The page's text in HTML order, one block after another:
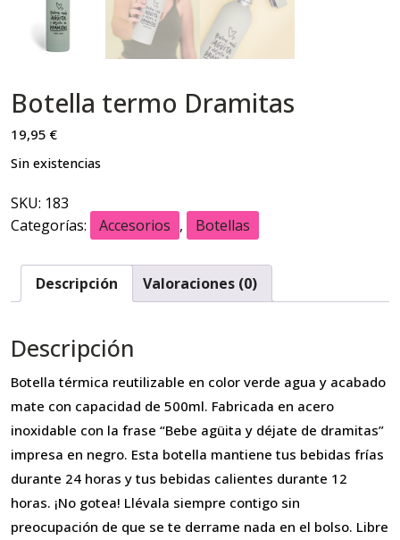
Botella termo Dramitas
19,95 €
Sin existencias
SKU: 183
Categorías:
Accesorios , Botellas
Descripción Valoraciones (0)
Descripción
Botella térmica reutilizable en color verde agua y acabado
mate con capacidad de 500ml. Fabricada en acero
inoxidable con la frase “Bebe agüita y déjate de dramitas”
impresa en negro. Esta botella mantiene tus bebidas frías
durante 24 horas y tus bebidas calientes durante 12
horas. ¡No gotea! Llévala siempre contigo sin
preocupación de que se te derrame nada en el bolso. Libre